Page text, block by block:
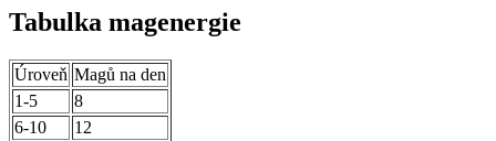
Tabulka magenergie
Úroveň Magů na den
1-5
8
6-10
12